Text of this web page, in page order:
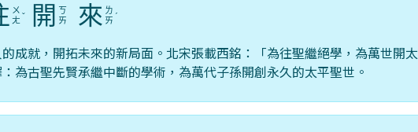
ㄨ
ㄤ ˇ 開
ㄎ
ㄞ
來 ㄌ
ㄞ ˊ
成就，開拓未來的新局面。北宋張載西銘：「為往聖繼絕學，為萬世開太
為古聖先賢承繼中斷的學術，為萬代子孫開創永久的太平聖世。